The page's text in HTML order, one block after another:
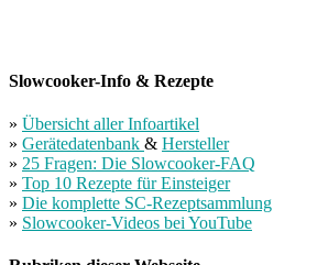
Slowcooker-Info & Rezepte
» Übersicht aller Infoartikel
» Gerätedatenbank & Hersteller
» 25 Fragen: Die Slowcooker-FAQ
» Top 10 Rezepte für Einsteiger
» Die komplette SC-Rezeptsammlung
» Slowcooker-Videos bei YouTube